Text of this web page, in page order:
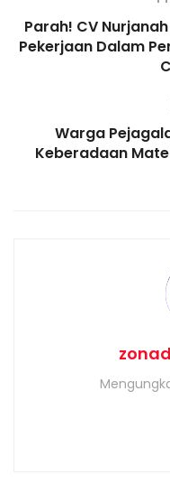
Parah! CV
Pekerjaan Dalam
Warga
Keberadaan